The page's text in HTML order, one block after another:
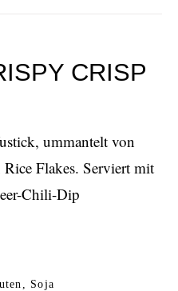
CRISP
ummantelt von
Rice Flakes. Serviert mit
Chili-Dip
Soja